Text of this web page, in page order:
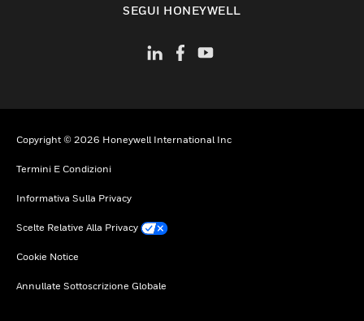
SEGUI HONEYWELL
Copyright © 2026 Honeywell International Inc
Termini E Condizioni
Informativa Sulla Privacy
Scelte Relative Alla Privacy
Cookie Notice
Annullate Sottoscrizione Globale